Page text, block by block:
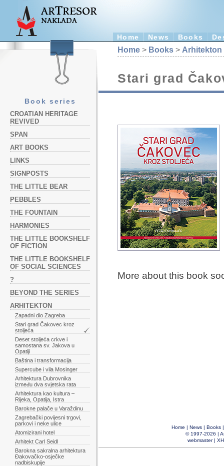
Home News Books
Book series
CROATIAN HERITAGE
REVIVED
SPAN
ART BOOKS
LINKS
SIGNPOSTS
THE LITTLE BEAR
PEBBLES
THE FOUNTAIN
HARMONIES
THE LITTLE BOOKSHELF
OF FICTION
THE LITTLE BOOKSHELF
OF SOCIAL SCIENCES
?
BEYOND THE SERIES
ARHITEKTON
Zapadni dio Zagreba
Stari grad Čakovec kroz
stoljeća
Deset stoljeća crkve i
samostana sv. Jakova u
Opatiji
Baština i transformacija
Supercube i vila Mosinger
Arhitektura Dubrovnika
između dva svjetska rata
Arhitektura kao kultura –
Rijeka, Opatija, Istra
Barokne palače u Varaždinu
Zagrebački povijesni trgovi,
parkovi i neke ulice
Atomizirani hotel
Arhitekt Carl Seidl
Barokna sakralna arhitektura
Đakovačko-osječke
nadbiskupije
Home > Books > Arhitekton
Stari grad
More about this book
Home | News| Books
© 1997-2026 |
webmaster|